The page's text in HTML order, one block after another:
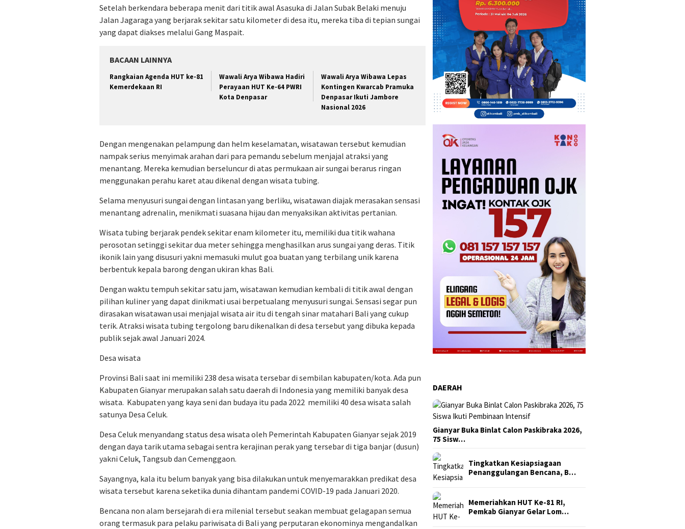
Setelah berkendara beberapa menit dari titik awal Asasuka di Jalan Subak Belaki menuju
Jalan Jagaraga yang berjarak sekitar satu kilometer di desa itu, mereka tiba di tepian sungai
yang dapat diakses melalui Gang Maspait.
BACAAN LAINNYA
Rangkaian Agenda HUT ke-81
Kemerdekaan RI
Wawali Arya Wibawa Hadiri
Perayaan HUT Ke-64 PWRI
Kota Denpasar
Wawali Arya Wibawa Lepas
Kontingen Kwarcab Pramuka
Denpasar Ikuti Jambore
Nasional 2026
Dengan mengenakan pelampung dan helm keselamatan, wisatawan tersebut kemudian
nampak serius menyimak arahan dari para pemandu sebelum menjajal atraksi yang
menantang. Mereka kemudian berseluncur di atas permukaan air sungai berarus ringan
menggunakan perahu karet atau dikenal dengan wisata tubing.
Selama menyusuri sungai dengan lintasan yang berliku, wisatawan diajak merasakan sensasi
menantang adrenalin, menikmati suasana hijau dan menyaksikan aktivitas pertanian.
Wisata tubing berjarak pendek sekitar enam kilometer itu, memiliki dua titik wahana
perosotan setinggi sekitar dua meter sehingga menghasilkan arus sungai yang deras. Titik
ikonik lain yang disusuri yakni memasuki mulut goa buatan yang terbilang unik karena
berbentuk kepala barong dengan ukiran khas Bali.
Dengan waktu tempuh sekitar satu jam, wisatawan kemudian kembali di titik awal dengan
pilihan kuliner yang dapat dinikmati usai berpetualang menyusuri sungai. Sensasi segar pun
dirasakan wisatawan usai menjajal wisata air itu di tengah sinar matahari Bali yang cukup
terik. Atraksi wisata tubing tergolong baru dikenalkan di desa tersebut yang dibuka kepada
publik sejak awal Januari 2024.
Desa wisata
Provinsi Bali saat ini memiliki 238 desa wisata tersebar di sembilan kabupaten/kota. Ada pun
Kabupaten Gianyar merupakan salah satu daerah di Indonesia yang memiliki banyak desa
wisata. Kabupaten yang kaya seni dan budaya itu pada 2022 memiliki 40 desa wisata salah
satunya Desa Celuk.
Desa Celuk menyandang status desa wisata oleh Pemerintah Kabupaten Gianyar sejak 2019
dengan daya tarik utama sebagai sentra kerajinan perak yang tersebar di tiga banjar (dusun)
yakni Celuk, Tangsub dan Cemenggaon.
Sayangnya, kala itu belum banyak yang bisa dilakukan untuk menyemarakkan predikat desa
wisata tersebut karena seketika dunia dihantam pandemi COVID-19 pada Januari 2020.
Bencana non alam bersejarah di era milenial tersebut seakan membuat gelagapan semua
orang termasuk para pelaku pariwisata di Bali yang perputaran ekonominya mengandalkan
DAERAH
Gianyar Buka Binlat Calon Paskibraka 2026,
75 Sisw…
Tingkatkan Kesiapsiagaan
Penanggulangan Bencana, B…
Memeriahkan HUT Ke-81 RI,
Pemkab Gianyar Gelar Lom…